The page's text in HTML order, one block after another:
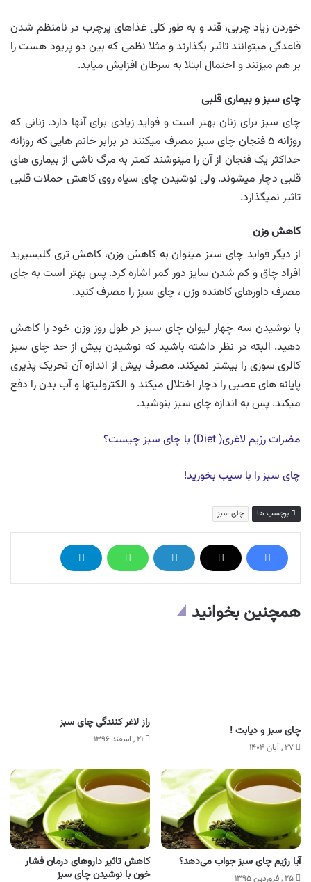
خوردن زیاد چربی، قند و به طور کلی غذاهای پرچرب در نامنظم شدن
قاعدگی میتوانند تاثیر بگذارند و مثلا نظمی که بین دو پریود هست را
بر هم میزنند و احتمال ابتلا به سرطان افزایش میابد.
چای سبز و بیماری قلبی
چای سبز برای زنان بهتر است و فواید زیادی برای آنها دارد. زنانی که
روزانه ۵ فنجان چای سبز مصرف میکنند در برابر خانم هایی که روزانه
حداکثر یک فنجان از آن را مینوشند کمتر به مرگ ناشی از بیماری های
قلبی دچار میشوند. ولی نوشیدن چای سیاه روی کاهش حملات قلبی
تاثیر نمیگذارد.
کاهش وزن
از دیگر فواید چای سبز میتوان به کاهش وزن، کاهش تری گلیسیرید
افراد چاق و کم شدن سایز دور کمر اشاره کرد. پس بهتر است به جای
مصرف داورهای کاهنده وزن ، چای سبز را مصرف کنید.
با نوشیدن سه چهار لیوان چای سبز در طول روز وزن خود را کاهش
دهید. البته در نظر داشته باشید که نوشیدن بیش از حد چای سبز
کالری سوزی را بیشتر نمیکند. مصرف بیش از اندازه آن تحریک پذیری
پایانه های عصبی را دچار اختلال میکند و الکترولیتها و آب بدن را دفع
میکند. پس به اندازه چای سبز بنوشید.
مضرات رژیم لاغری( Diet) با چای سبز چیست؟
چای سبز را با سیب بخورید!
برچسب ها چای سبز
همچنین بخوانید
چای سبز و دیابت !
۲۷ , آبان ۱۴۰۴
راز لاغر کنندگی چای سبز
۲۱ , اسفند ۱۳۹۶
آیا رژیم چای سبز جواب می‌دهد؟
۲۵ , فروردین ۱۳۹۵
کاهش تاثیر داروهای درمان فشار
خون با نوشیدن چای سبز